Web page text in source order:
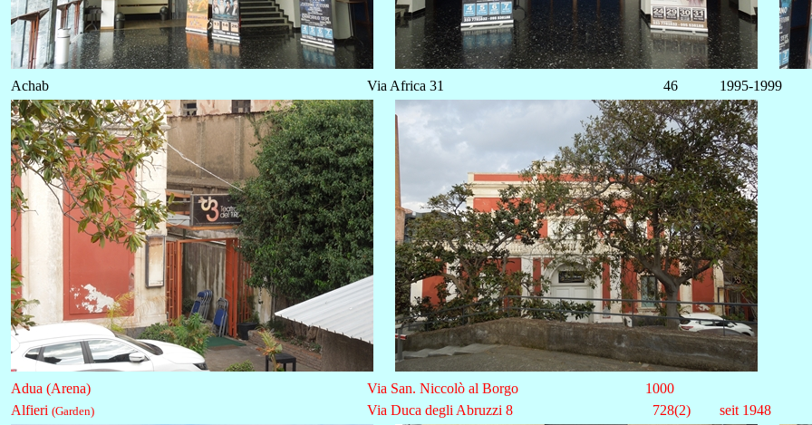
Achab Via Africa 31 46 1995-1999
Adua (Arena) Via San. Niccolò al Borgo
1000
Alfieri (Garden) Via Duca degli Abruzzi 8 728(2) seit 1948